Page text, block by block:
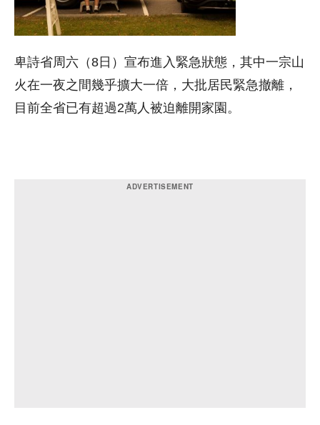
卑詩省周六（8日）宣布進入緊急狀態，其中一宗山
火在一夜之間幾乎擴大一倍，大批居民緊急撤離，
目前全省已有超過2萬人被迫離開家園。